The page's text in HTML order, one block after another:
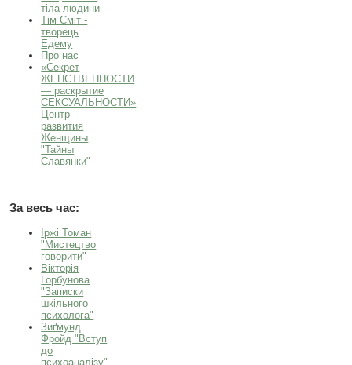
тіла людини
Тім Сміт -
творець
Едему
Про нас
«Секрет
ЖЕНСТВЕННОСТИ
— раскрытие
СЕКСУАЛЬНОСТИ»
Центр
развития
Женщины
"Тайны
Славянки"
За весь час:
Іржі Томан
"Мистецтво
говорити"
Вікторія
Горбунова
"Записки
шкільного
психолога"
Зиґмунд
Фройд "Вступ
до
психоаналізу"